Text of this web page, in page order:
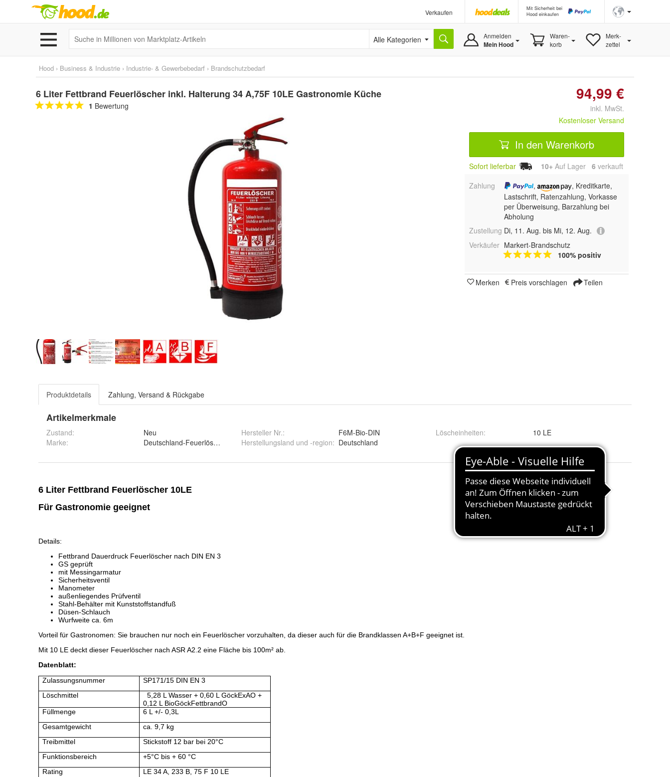
Verkaufen
Mit Sicherheit bei
Hood einkaufen
Alle Kategorien Anmelden
Mein Hood
Waren-
korb
Merk-
zettel
Hood › Business & Industrie › Industrie- & Gewerbebedarf › Brandschutzbedarf
6 Liter Fettbrand Feuerlöscher inkl. Halterung 34 A,75F 10LE Gastronomie Küche
1 Bewertung
94,99 €
inkl. MwSt.
Kostenloser Versand
In den Warenkorb
Sofort lieferbar 10+ Auf Lager 6 verkauft
Zahlung
,
, Kreditkarte,
Lastschrift, Ratenzahlung, Vorkasse
per Überweisung, Barzahlung bei
Abholung
Zustellung Di, 11. Aug. bis Mi, 12. Aug.
Verkäufer Markert-Brandschutz
100% positiv
Merken Preis vorschlagen Teilen
Produktdetails Zahlung, Versand & Rückgabe
Artikelmerkmale
Zustand:
Neu
Marke:
Deutschland-Feuerlöscher
Hersteller Nr.:
F6M-Bio-DIN
Herstellungsland und -region: Deutschland
Löscheinheiten: 10 LE